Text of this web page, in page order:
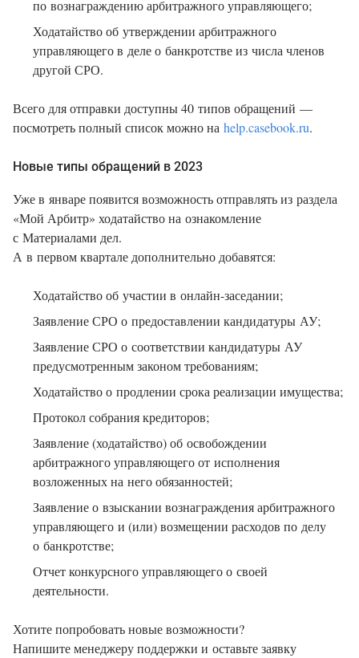
по вознаграждению арбитражного управляющего;
Ходатайство об утверждении арбитражного
управляющего в деле о банкротстве из числа членов
другой СРО.
Всего для отправки доступны 40 типов обращений —
посмотреть полный список можно на help.casebook.ru.
Новые типы обращений в 2023
Уже в январе появится возможность отправлять из раздела
«Мой Арбитр» ходатайство на ознакомление
с Материалами дел.
А в первом квартале дополнительно добавятся:
Ходатайство об участии в онлайн-заседании;
Заявление СРО о предоставлении кандидатуры АУ;
Заявление СРО о соответствии кандидатуры АУ
предусмотренным законом требованиям;
Ходатайство о продлении срока реализации имущества;
Протокол собрания кредиторов;
Заявление (ходатайство) об освобождении
арбитражного управляющего от исполнения
возложенных на него обязанностей;
Заявление о взыскании вознаграждения арбитражного
управляющего и (или) возмещении расходов по делу
о банкротстве;
Отчет конкурсного управляющего о своей
деятельности.
Хотите попробовать новые возможности?
Напишите менеджеру поддержки и оставьте заявку